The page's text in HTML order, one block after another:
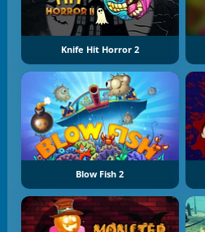
Knife Hit Horror 2
Blow Fish 2